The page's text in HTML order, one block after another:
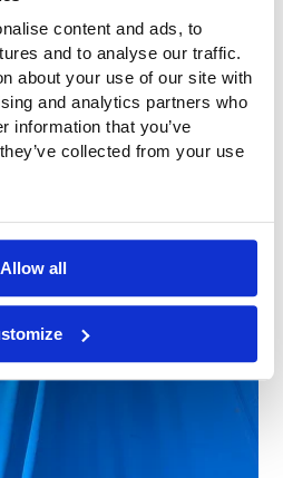
content and ads, to
and to analyse our traffic.
about your use of our site with
and analytics partners who
information that you’ve
collected from your use
Allow all